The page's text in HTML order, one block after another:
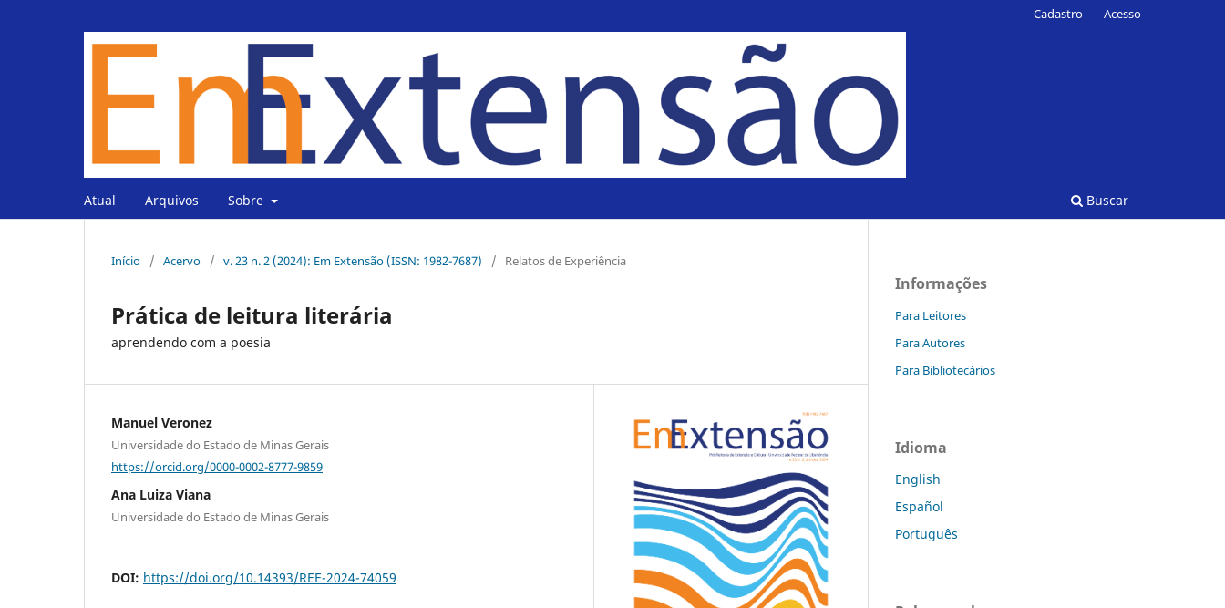
Atual Arquivos Sobre Buscar
Cadastro Acesso
Início / Acervo / v. 23 n. 2 (2024): Em Extensão (ISSN: 1982-7687) / Relatos de Experiência
Prática de leitura literária
aprendendo com a poesia
Manuel Veronez
Universidade do Estado de Minas Gerais
https://orcid.org/0000-0002-8777-9859
Ana Luiza Viana
Universidade do Estado de Minas Gerais
DOI: https://doi.org/10.14393/REE-2024-74059
Informações
Para Leitores
Para Autores
Para Bibliotecários
Idioma
English
Español
Português